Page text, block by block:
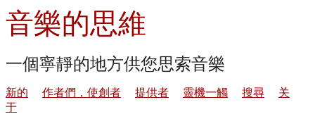
音樂的思維
一個寧靜的地方供您思索音樂
新的 作者們，使創者 提供者 靈機一觸 搜尋
关
于